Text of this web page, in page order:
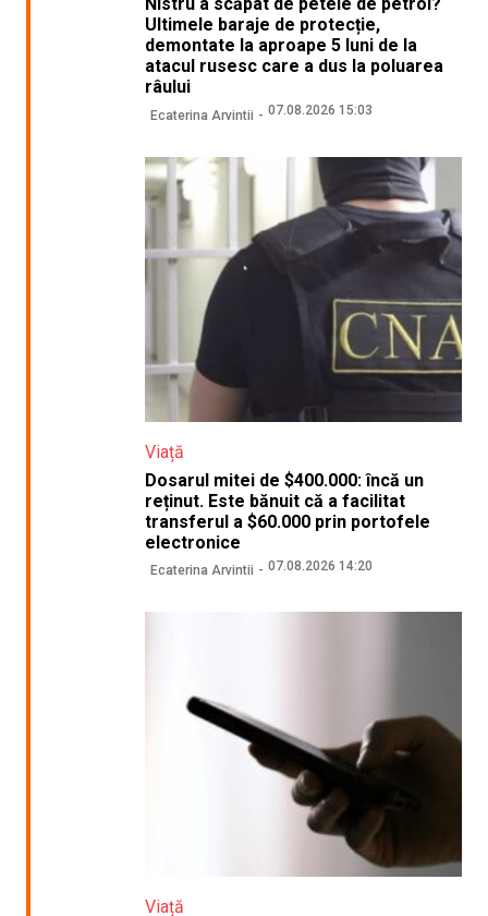
Ultimele baraje de protecție,
demontate la aproape 5 luni de la
atacul rusesc care a dus la poluarea
râului
Ecaterina Arvintii 07.08.2026 15:03
Viață
Dosarul mitei de $400.000: încă un
reținut. Este bănuit că a facilitat
transferul a $60.000 prin portofele
electronice
Ecaterina Arvintii 07.08.2026 14:20
Viață